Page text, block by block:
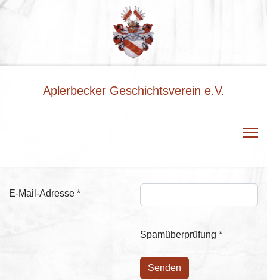
Aplerbecker Geschichtsverein e.V.
E-Mail-Adresse *
Spamüberprüfung *
Senden